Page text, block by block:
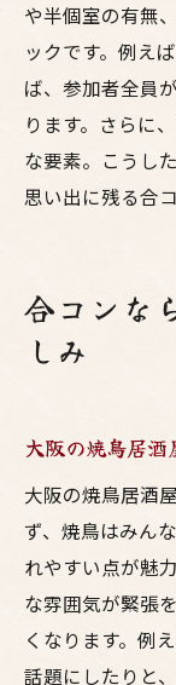
や半個室の有無
ックです。例え
ば、参加者全員
ります。さらに
な要素。こうし
思い出に残る合
合コンな
しみ
大阪の焼鳥居
大阪の焼鳥居酒
ず、焼鳥はみん
れやすい点が魅
な雰囲気が緊張
くなります。例
話題にしたりと